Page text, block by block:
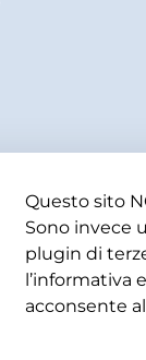
Questo sito
Sono invece
plugin di
l’informativa
acconsente